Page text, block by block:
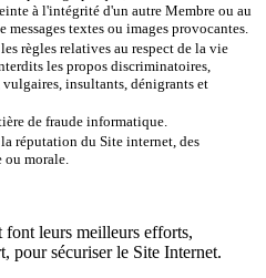
à l'intégrité d'un autre Membre ou au
textes ou images provocantes.
règles relatives au respect de la vie
les propos discriminatoires,
insultants, dénigrants et
de fraude informatique.
réputation du Site internet, des
ou morale.
font leurs meilleurs efforts,
pour sécuriser le Site Internet.